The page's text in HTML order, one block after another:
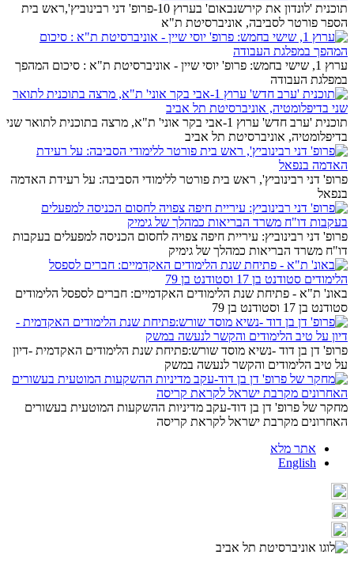
תוכנית 'לונדון את קירשנבאום' בערוץ 10-פרופ' דני רבינוביץ',ראש בית
הספר פורטר לסביבה, אוניברסיטת ת"א
ערוץ 1, שישי בחמש: פרופ' יוסי שיין - אוניברסיטת ת"א : סיכום המהפך
במפלגת העבודה
תוכנית 'ערב חדש' ערוץ 1-אבי בקר אוני' ת"א, מרצה בתוכנית לתואר שני
בדיפלומטיה, אוניברסיטת תל אביב
פרופ' דני רבינוביץ', ראש בית פורטר ללימודי הסביבה: על רעידת האדמה
בנפאל
פרופ' דני רבינוביץ: עיריית חיפה צפויה לחסום הכניסה למפעלים בעקבות
דו"ח משרד הבריאות כמהלך של גימיק
באונ' ת"א - פתיחת שנת הלימודים האקדמיים: חברים לספסל הלימודים
סטודנט בן 17 וסטודנט בן 79
פרופ' דן בן דוד -נשיא מוסד שורש:פתיחת שנת הלימודים האקדמית -דיון
על טיב הלימודים והקשר לנעשה במשק
מחקר של פרופ' דן בן דוד-עקב מדיניות ההשקעות המוטעית בעשורים
האחרונים מקרבת ישראל לקראת קריסה
אתר מלא
English